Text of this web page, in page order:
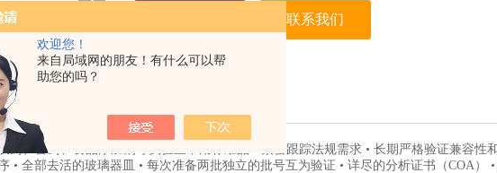
欢迎您！
来自局域网的朋友！有什么可以帮
助您的吗？
• 种类齐全的单标或混标
• 更为人性化的小包装量，利于保存，节约成本
联系我们
（联系我们，请说明是在 北京迪科马科技有限公司（迪马科技）
药、兽药、食品添加剂等实验室常用标准品 • 紧密跟踪法规需求 • 长期严格验证兼容性
• 全部去活的玻璃器皿 • 每次准备两批独立的批号互为验证 • 详尽的分析证书（COA）